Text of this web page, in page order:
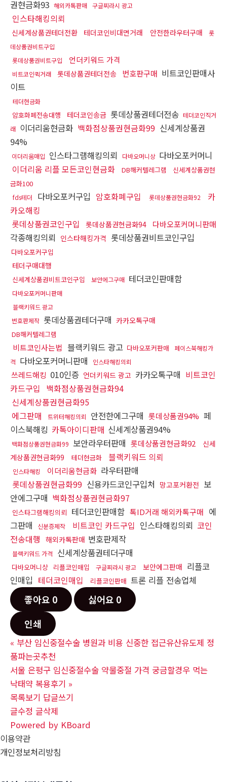
권현금화93 해외카톡판매 구글찌라시 광고
인스타해킹의뢰
신세계상품권테더전환 테더코인비대면거래 안전한라우터구매
롯
데상품권비트구입
롯데상품권비트구입
언더키워드 가격
비트코인퀵거래 롯데상품권테더전송 번호판구매 비트코인판매사
이트
테더현금화
암호화폐전송대행 테더코인송금 롯데상품권테더전송 테더코인직거
래 이더리움현금화 백화점상품권현금화99 신세계상품권
94%
이더리움매입 인스타그램해킹의뢰 다바오머니상 다바오포커머니
이더리움 리플 모든코인현금화
DB해커텔레그램
신세계상품권현
금화100
fds테더 다바오포커구입 암호화폐구입 롯데상품권현금화92
카
카오해킹
롯데상품권코인구입
롯데상품권현금화94 다바오포커머니판매
각종해킹의뢰 인스타해킹가격 롯데상품권비트코인구입
다바오포커구입
테더구매대행
신세계상품권비트코인구입 보안에그구매 테더코인판매함
다바오포커머니판매
블랙키워드 광고
번호판제작 롯데상품권테더구매 카카오톡구매
DB해커텔레그램
비트코인사는법 블랙키워드 광고 다바오포커판매
페이스북해킹가
격 다바오포커머니판매 인스타해킹의뢰
쓰레드해킹 010인증 언더키워드 광고 카카오톡구매 비트코인
카드구입 백화점상품권현금화94
신세계상품권현금화95
에그판매
트위터해킹의뢰 안전한에그구매 롯데상품권94% 페
이스북해킹 카톡아이디판매 신세계상품권94%
백화점상품권현금화99 보안라우터판매 롯데상품권현금화92
신세
계상품권현금화99
테더현금화 블랙키워드 의뢰
인스타해킹 이더리움현금화 라우터판매
롯데상품권현금화99 신용카드코인구입처 망고포커환전 보
안에그구매 백화점상품권현금화97
인스타그램해킹의뢰 테더코인판매함 톡ID거래 해외카톡구매 에
그판매
신분증제작 비트코인 카드구입 인스타해킹의뢰 코인
전송대행 해외카톡판매 번호판제작
블랙키워드 가격 신세계상품권테더구매
다바오머니상 리플코인매입 구글찌라시 광고 보안에그판매 리플코
인매입 테더코인매입 리플코인판매 트론 리플 전송업체
좋아요 0 싫어요 0
인쇄
« 부산 임신중절수술 병원과 비용 신중한 접근유산유도제 정
품파는곳추천
서울 은평구 임신중절수술 약물중절 가격 궁금할경우 먹는
낙­태약 복용후기 »
목록보기 답글쓰기
글수정 글삭제
Powered by KBoard
이용약관
개인정보처리방침